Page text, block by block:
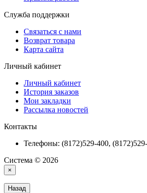
Служба поддержки
Связаться с нами
Возврат товара
Карта сайта
Личный кабинет
Личный кабинет
История заказов
Мои закладки
Рассылка новостей
Контакты
Телефоны: (8172)529-400,
Система © 2026
×
Назад